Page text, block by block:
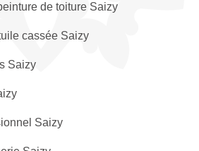
de toiture Saizy
cassée Saizy
Saizy
Saizy